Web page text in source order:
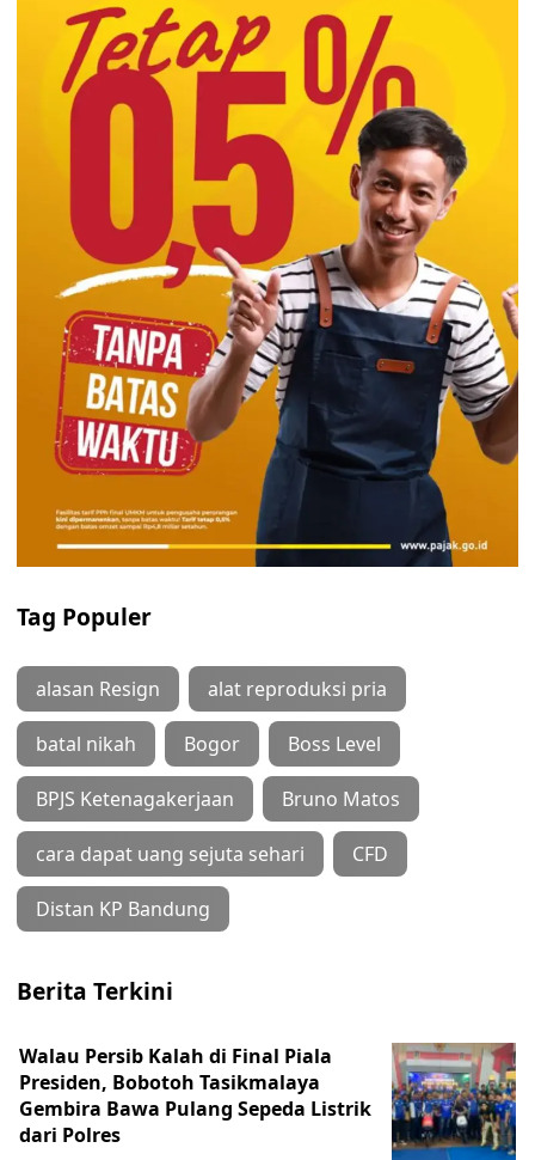
Tag Populer
alasan Resign alat reproduksi pria
batal nikah Bogor Boss Level
BPJS Ketenagakerjaan Bruno Matos
cara dapat uang sejuta sehari CFD
Distan KP Bandung
Berita Terkini
Walau Persib Kalah di Final Piala
Presiden, Bobotoh Tasikmalaya
Gembira Bawa Pulang Sepeda Listrik
dari Polres